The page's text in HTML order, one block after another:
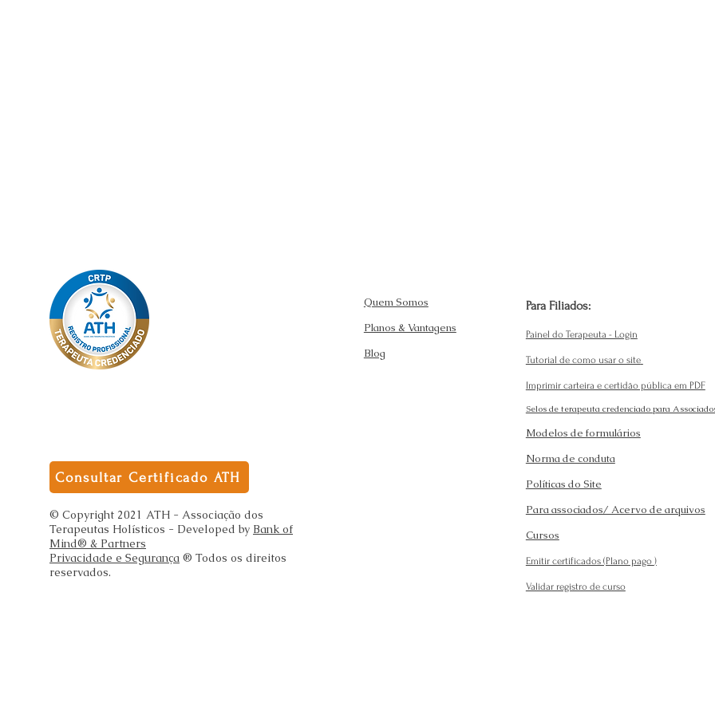
Consultar Certificado ATH
© Copyright 2021 ATH - Associação dos
Terapeutas Holísticos - Developed by Bank of
Mind® & Partners
Privacidade e Segurança ® Todos os direitos
reservados.
Quem Somos
Planos & Vantagens
Blog
Para Filiados:
Painel do Terapeuta - Login
Tutorial de como usar o site
Imprimir carteira e certidão pública em PDF
Selos de terapeuta credenciado para
Modelos de formulários
Norma de conduta
Políticas do Site
Para associados/ Acervo de arquivos
Cursos
Emitir certificados (Plano pago )
Validar registro de curso